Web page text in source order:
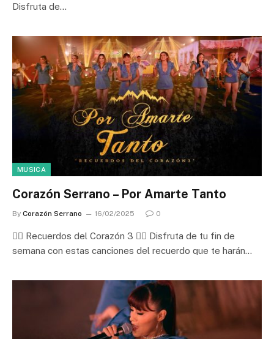
Disfruta de…
MUSICA
Corazón Serrano – Por Amarte Tanto
By Corazón Serrano 16/02/2025 0
❤️‍🔥 Recuerdos del Corazón 3 ❤️‍🔥 Disfruta de tu fin de
semana con estas canciones del recuerdo que te harán…